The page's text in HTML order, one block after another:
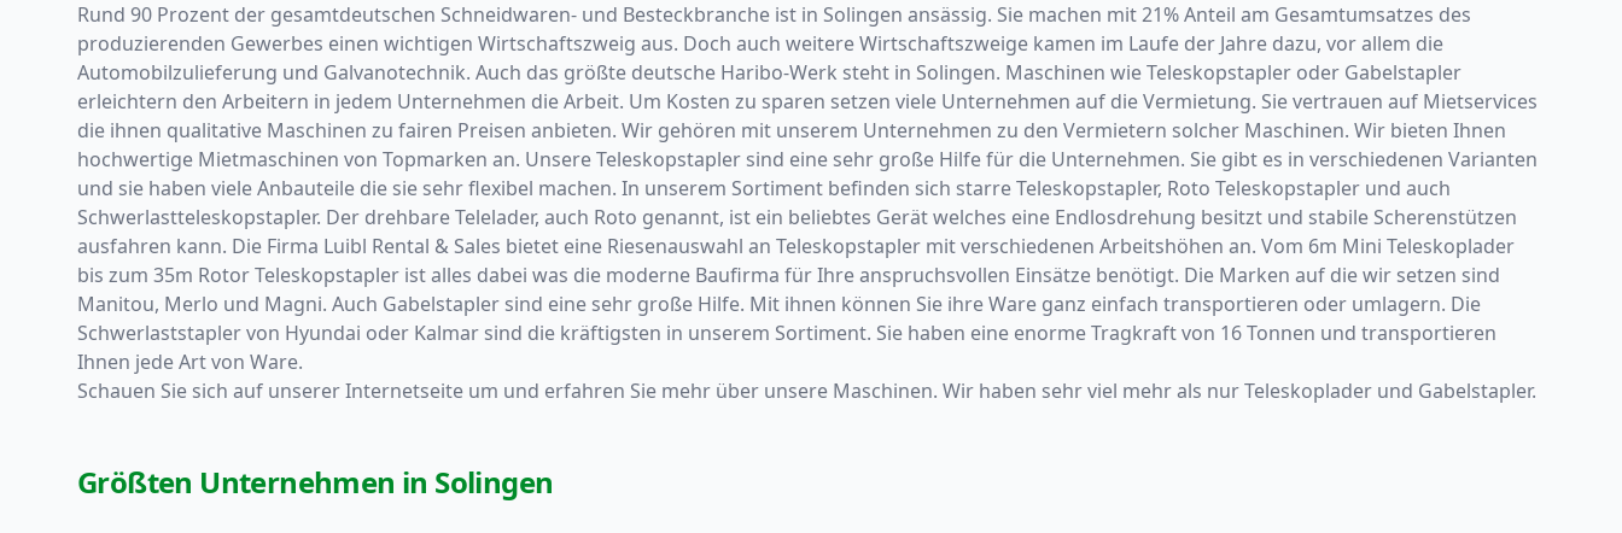
Rund 90 Prozent der gesamtdeutschen Schneidwaren- und Besteckbranche ist in Solingen ansässig. Sie machen mit 21% Anteil am Gesamtumsatzes des
produzierenden Gewerbes einen wichtigen Wirtschaftszweig aus. Doch auch weitere Wirtschaftszweige kamen im Laufe der Jahre dazu, vor allem die
Automobilzulieferung und Galvanotechnik. Auch das größte deutsche Haribo-Werk steht in Solingen. Maschinen wie Teleskopstapler oder Gabelstapler
erleichtern den Arbeitern in jedem Unternehmen die Arbeit. Um Kosten zu sparen setzen viele Unternehmen auf die Vermietung. Sie vertrauen auf Mietservices
die ihnen qualitative Maschinen zu fairen Preisen anbieten. Wir gehören mit unserem Unternehmen zu den Vermietern solcher Maschinen. Wir bieten Ihnen
hochwertige Mietmaschinen von Topmarken an. Unsere Teleskopstapler sind eine sehr große Hilfe für die Unternehmen. Sie gibt es in verschiedenen Varianten
und sie haben viele Anbauteile die sie sehr flexibel machen. In unserem Sortiment befinden sich starre Teleskopstapler, Roto Teleskopstapler und auch
Schwerlastteleskopstapler. Der drehbare Telelader, auch Roto genannt, ist ein beliebtes Gerät welches eine Endlosdrehung besitzt und stabile Scherenstützen
ausfahren kann. Die Firma Luibl Rental & Sales bietet eine Riesenauswahl an Teleskopstapler mit verschiedenen Arbeitshöhen an. Vom 6m Mini Teleskoplader
bis zum 35m Rotor Teleskopstapler ist alles dabei was die moderne Baufirma für Ihre anspruchsvollen Einsätze benötigt. Die Marken auf die wir setzen sind
Manitou, Merlo und Magni. Auch Gabelstapler sind eine sehr große Hilfe. Mit ihnen können Sie ihre Ware ganz einfach transportieren oder umlagern. Die
Schwerlaststapler von Hyundai oder Kalmar sind die kräftigsten in unserem Sortiment. Sie haben eine enorme Tragkraft von 16 Tonnen und transportieren
Ihnen jede Art von Ware.
Schauen Sie sich auf unserer Internetseite um und erfahren Sie mehr über unsere Maschinen. Wir haben sehr viel mehr als nur Teleskoplader und Gabelstapler.
Größten Unternehmen in Solingen